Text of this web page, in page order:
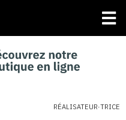
RÉALISATEUR·TRICE